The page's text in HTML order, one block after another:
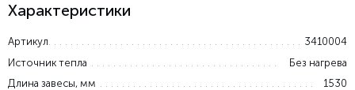
Характеристики
Артикул
3410004
Источник тепла
Без нагрева
Длина завесы, мм
1530